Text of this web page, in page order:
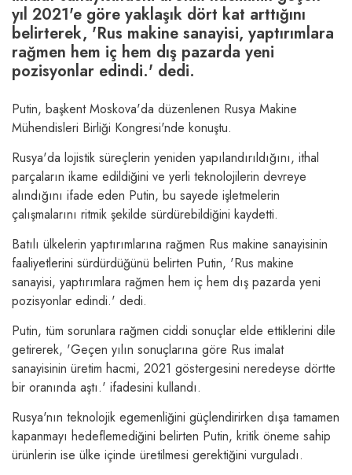
yıl 2021'e göre yaklaşık dört kat arttığını
belirterek, 'Rus makine sanayisi, yaptırımlara
rağmen hem iç hem dış pazarda yeni
pozisyonlar edindi.' dedi.
Putin, başkent Moskova'da düzenlenen Rusya Makine
Mühendisleri Birliği Kongresi'nde konuştu.
Rusya'da lojistik süreçlerin yeniden yapılandırıldığını, ithal
parçaların ikame edildiğini ve yerli teknolojilerin devreye
alındığını ifade eden Putin, bu sayede işletmelerin
çalışmalarını ritmik şekilde sürdürebildiğini kaydetti.
Batılı ülkelerin yaptırımlarına rağmen Rus makine sanayisinin
faaliyetlerini sürdürdüğünü belirten Putin, 'Rus makine
sanayisi, yaptırımlara rağmen hem iç hem dış pazarda yeni
pozisyonlar edindi.' dedi.
Putin, tüm sorunlara rağmen ciddi sonuçlar elde ettiklerini dile
getirerek, 'Geçen yılın sonuçlarına göre Rus imalat
sanayisinin üretim hacmi, 2021 göstergesini neredeyse dörtte
bir oranında aştı.' ifadesini kullandı.
Rusya'nın teknolojik egemenliğini güçlendirirken dışa tamamen
kapanmayı hedeflemediğini belirten Putin, kritik öneme sahip
ürünlerin ise ülke içinde üretilmesi gerektiğini vurguladı.